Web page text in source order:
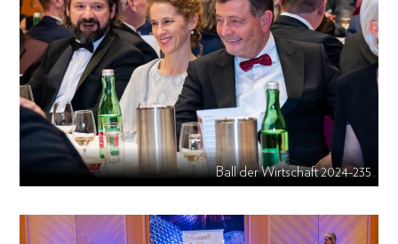
Ball der Wirtschaft 2024-235